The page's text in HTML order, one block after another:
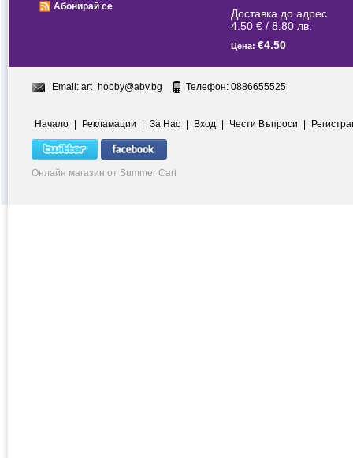
Абонирай се
Доставка до адрес
4.50 € / 8.80 лв.
Цена: €4.50
Email: art_hobby@abv.bg Телефон: 0886655525
Начало | Рекламации | За Нас | Вход | Чести Въпроси |
Онлайн магазин от Summer Cart